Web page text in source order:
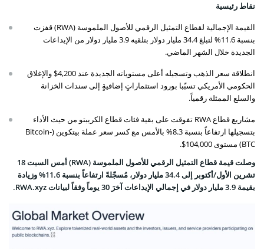
نقاط رئيسية
القيمة الإجمالية لقطاع التمثيل الرقمي للأصول الملموسة (RWA) قفزت
بنسبة 11.6% لتبلغ 34.4 مليار دولار بتلقيه 3.9 مليار دولار من الإيداعات
الجديدة خلال الشهر الماضي.
انطلاقة سعر الذهب وتسجيله أعلى مستوياته الجديدة عند 4,200$ والإغلاق
الحكومي الأمريكي تسبّبا بورود استثماراتٍ إضافيةٍ إلى سندات الخزانة
والسلع الممثلة رقمياً.
مشاريع قطاع RWA تفوقت على بقية فئات قطاع الكريبتو من حيث الأداء
بتسجيلها ارتفاعاً بنسبة 8.3% بالأمس مع كسر سعر عملة بيتكوين (Bitcoin-
BTC) مستوى 104,000$.
وصلت قيمة قطاع التمثيل الرقمي للأصول الملموسة (RWA) أمس السبت 18
تشرين الأول/أكتوبر إلى 34.4 مليار دولار، مُسجّلةً ارتفاعاً بنسبة 11.6% وزيادة
بقيمة 3.9 مليار دولار في إجمالي الإيداعات آخرَ 30 يوماً وفقاً لبيانات RWA.xyz.